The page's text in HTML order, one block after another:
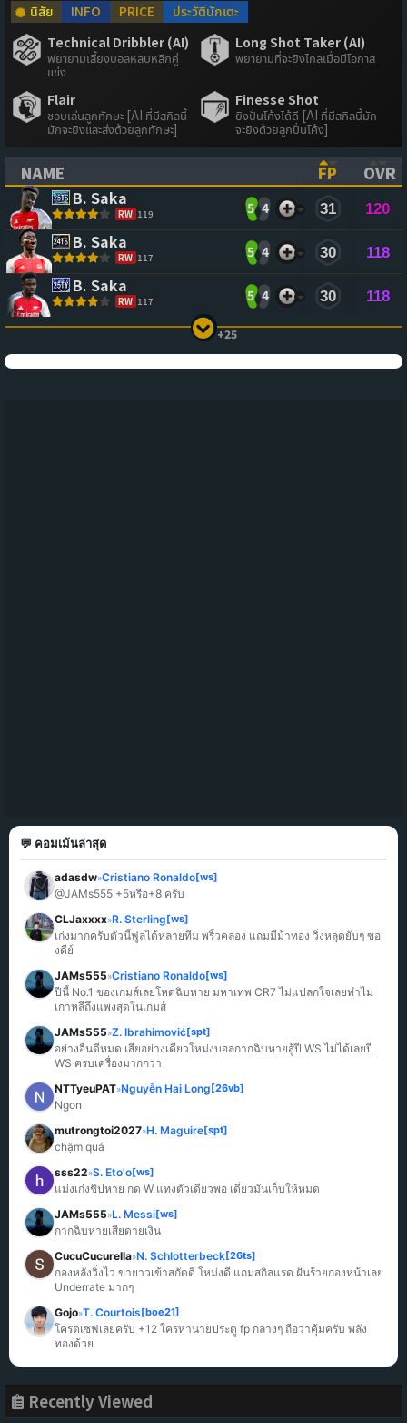
นิสัย INFO PRICE
ประวัตินักเตะ
Technical Dribbler (AI)
พยายามเลี้ยงบอลหลบหลีกคู่
แข่ง
Long Shot Taker (AI)
พยายามที่จะยิงไกลเมื่อมีโอกาส
Flair
ชอบเล่นลูกทักษะ [AI ที่มีสกิลนี้
มักจะยิงและส่งด้วยลูกทักษะ]
Finesse Shot
ยิงปั่นโค้งได้ดี [AI ที่มีสกิลนี้มัก
จะยิงด้วยลูกปั่นโค้ง]
NAME
(CLICK TO SORT ASCENDING)
FP
OVR
B. Saka
RW 119 5 4 31 120
B. Saka
RW 117 5 4 30 118
B. Saka
RW 117 5 4 30 118
+25
💬 คอมเม้นล่าสุด
adasdw»Cristiano Ronaldo[ws]
@JAMs555 +5หรือ+8 ครับ
CLJaxxxx»R. Sterling[ws]
เก่งมากครับตัวนี้ฟูลได้หลายทีม พริ้วคล่อง แถมมีม้าทอง วิ่งหลุดยับๆ ขอ
งดีย์
JAMs555»Cristiano Ronaldo[ws]
ปีนี้ No.1 ของเกมส์เลยโหดฉิบหาย มหาเทพ CR7 ไม่แปลกใจเลยทำไม
เกาหลีถึงแพงสุดในเกมส์
JAMs555»Z. Ibrahimović[spt]
อย่างอื่นดีหมด เสียอย่างเดียวโหม่งบอลกากฉิบหายสู้ปี WS ไม่ได้เลยปี
WS ครบเครื่องมากกว่า
NTTyeuPAT»Nguyễn Hai Long [26vb]
Ngon
mutrongtoi2027»H. Maguire[spt]
chậm quá
sss22»S. Eto'o[ws]
แม่งเก่งชิปหาย กด W แทงตัวเดียวพอ เดี๋ยวมันเก็บให้หมด
JAMs555»L. Messi[ws]
กากฉิบหายเสียดายเงิน
CucuCucurella»N. Schlotterbeck[26ts]
กองหลังวิ่งไว ขายาวเข้าสกัดดี โหม่งดี แถมสกิลแรด ฝันร้ายกองหน้าเลย
Underrate มากๆ
Gojo»T. Courtois[boe21]
โครตเซฟเลยครับ +12 ใครหานายประตู fp กลางๆ ถือว่าคุ้มครับ พลัง
ทองด้วย
Recently Viewed